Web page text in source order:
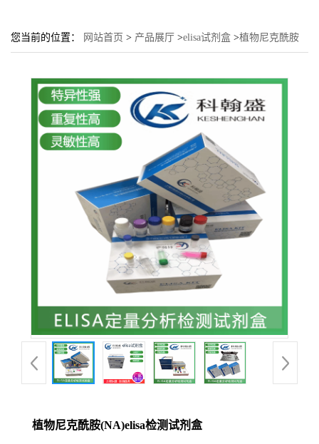
您当前的位置： 网站首页 > 产品展厅 >elisa试剂盒 >植物尼克酰胺
植物尼克酰胺(NA)elisa检测试剂盒